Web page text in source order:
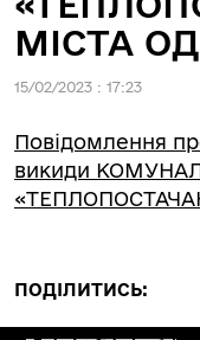
МІСТА
15/02/2023 : 17:23
Повідомлення
викиди
ПОДІЛИТИСЬ: